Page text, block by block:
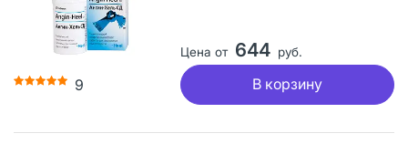
9
Цена от 644 руб.
В корзину